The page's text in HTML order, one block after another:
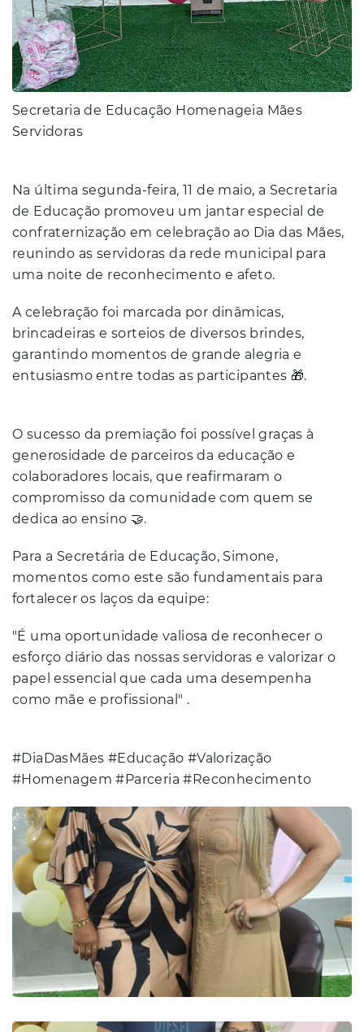
Secretaria de Educação Homenageia Mães
Servidoras
Na última segunda-feira, 11 de maio, a Secretaria
de Educação promoveu um jantar especial de
confraternização em celebração ao Dia das Mães,
reunindo as servidoras da rede municipal para
uma noite de reconhecimento e afeto.
A celebração foi marcada por dinâmicas,
brincadeiras e sorteios de diversos brindes,
garantindo momentos de grande alegria e
entusiasmo entre todas as participantes 🎁.
O sucesso da premiação foi possível graças à
generosidade de parceiros da educação e
colaboradores locais, que reafirmaram o
compromisso da comunidade com quem se
dedica ao ensino 🤝.
Para a Secretária de Educação, Simone,
momentos como este são fundamentais para
fortalecer os laços da equipe:
"É uma oportunidade valiosa de reconhecer o
esforço diário das nossas servidoras e valorizar o
papel essencial que cada uma desempenha
como mãe e profissional" .
#DiaDasMães #Educação #Valorização
#Homenagem #Parceria #Reconhecimento